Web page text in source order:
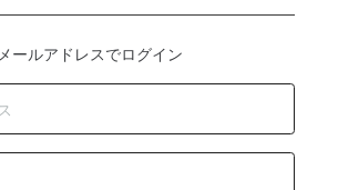
メールアドレスでログイン